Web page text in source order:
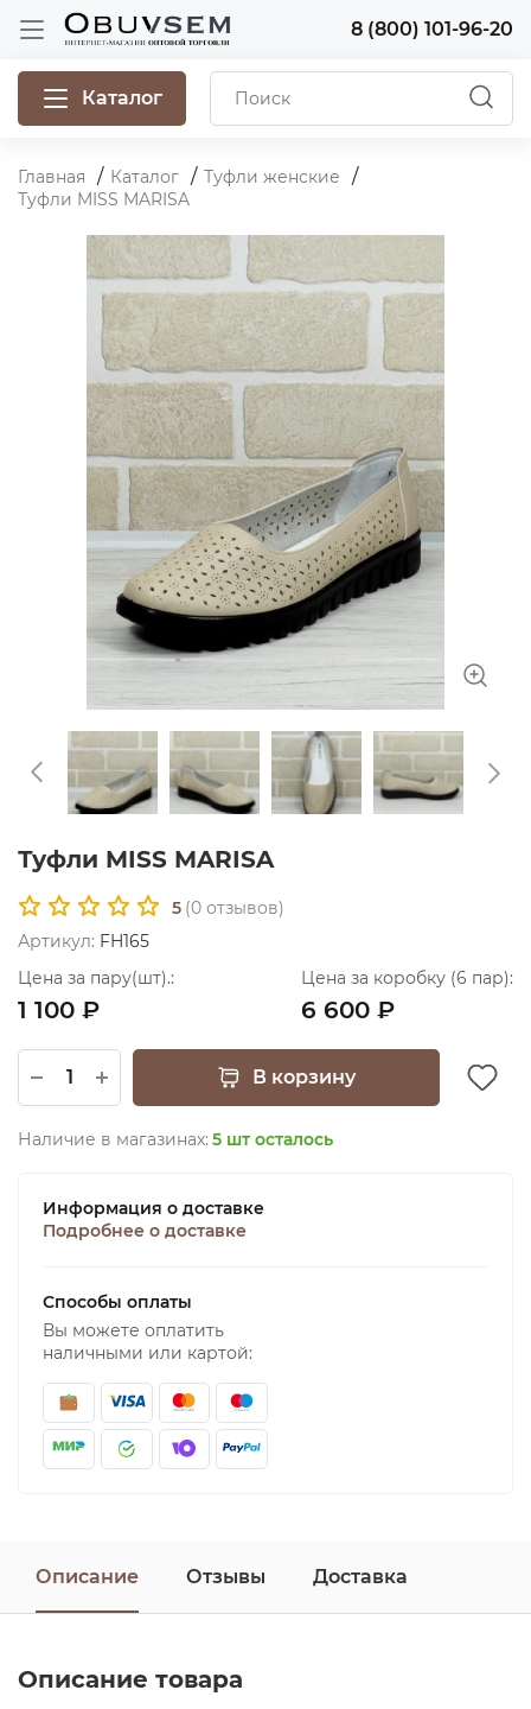
8 (800) 101-96-20
Каталог
Главная Каталог
Туфли женские
Туфли MISS MARISA
Туфли MISS MARISA
5 (0 отзывов)
Артикул: FH165
Цена за пару(шт).:
1 100 ₽
Цена за коробку (6 пар):
6 600 ₽
В корзину
Наличие в магазинах: 5 шт осталось
Информация о доставке
Подробнее о доставке
Способы оплаты
Вы можете оплатить
наличными или картой:
Описание Отзывы Доставка
Описание товара